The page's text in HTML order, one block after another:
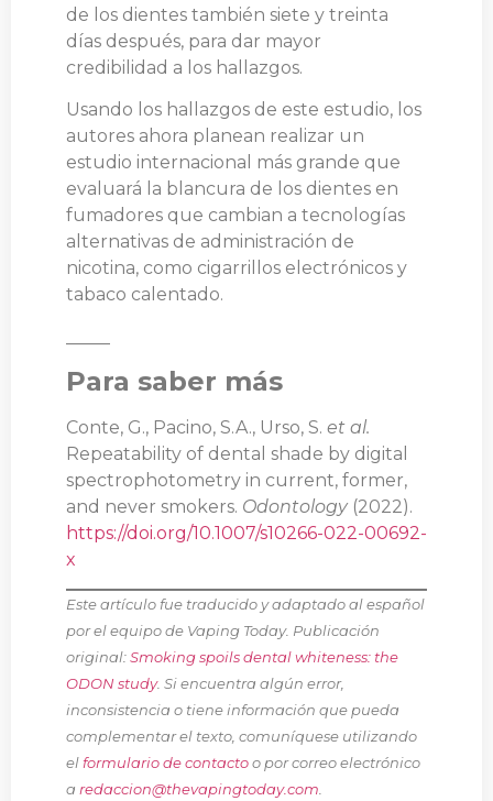
de los dientes también siete y treinta
días después, para dar mayor
credibilidad a los hallazgos.
Usando los hallazgos de este estudio, los
autores ahora planean realizar un
estudio internacional más grande que
evaluará la blancura de los dientes en
fumadores que cambian a tecnologías
alternativas de administración de
nicotina, como cigarrillos electrónicos y
tabaco calentado.
Para saber más
Conte, G., Pacino, S.A., Urso, S. et al.
Repeatability of dental shade by digital
spectrophotometry in current, former,
and never smokers. Odontology(2022).
https://doi.org/10.1007/s10266-022-00692-
x
Este artículo fue traducido y adaptado al español
por el equipo de Vaping Today. Publicación
original:Smoking spoils dental whiteness: the
ODON study. Si encuentra algún error,
inconsistencia o tiene información que pueda
complementar el texto, comuníquese utilizando
elformulario de contactoo por correo electrónico
a redaccion@thevapingtoday.com.